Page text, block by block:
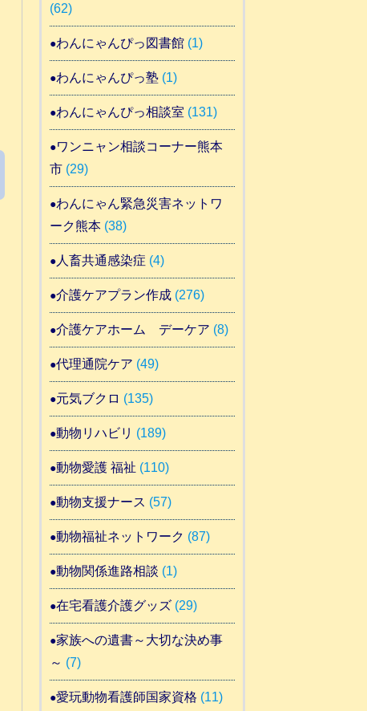
(62)
わんにゃんぴっ図書館(1)
わんにゃんぴっ塾(1)
わんにゃんぴっ相談室 (131)
ワンニャン相談コーナー熊本
市(29)
わんにゃん緊急災害ネットワ
ーク熊本(38)
人畜共通感染症 (4)
介護ケアプラン作成(276)
介護ケアホーム デーケア (8)
代理通院ケア (49)
元気ブクロ (135)
動物リハビリ (189)
動物愛護 福祉 (110)
動物支援ナース (57)
動物福祉ネットワーク (87)
動物関係進路相談 (1)
在宅看護介護グッズ(29)
家族への遺書～大切な決め事
～ (7)
愛玩動物看護師国家資格 (11)